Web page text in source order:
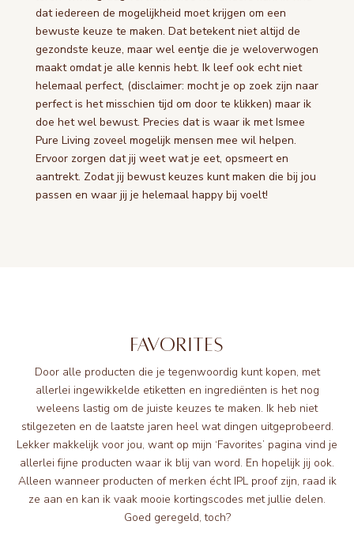
dat iedereen de mogelijkheid moet krijgen om een
bewuste keuze te maken. Dat betekent niet altijd de
gezondste keuze, maar wel eentje die je weloverwogen
maakt omdat je alle kennis hebt. Ik leef ook echt niet
helemaal perfect, (disclaimer: mocht je op zoek zijn naar
perfect is het misschien tijd om door te klikken) maar ik
doe het wel bewust. Precies dat is waar ik met Ismee
Pure Living zoveel mogelijk mensen mee wil helpen.
Ervoor zorgen dat jij weet wat je eet, opsmeert en
aantrekt. Zodat jij bewust keuzes kunt maken die bij jou
passen en waar jij je helemaal happy bij voelt!
FAVORITES
Door alle producten die je tegenwoordig kunt kopen, met
allerlei ingewikkelde etiketten en ingrediënten is het nog
weleens lastig om de juiste keuzes te maken. Ik heb niet
stilgezeten en de laatste jaren heel wat dingen uitgeprobeerd.
Lekker makkelijk voor jou, want op mijn ‘Favorites’ pagina vind je
allerlei fijne producten waar ik blij van word. En hopelijk jij ook.
Alleen wanneer producten of merken écht IPL proof zijn, raad ik
ze aan en kan ik vaak mooie kortingscodes met jullie delen.
Goed geregeld, toch?